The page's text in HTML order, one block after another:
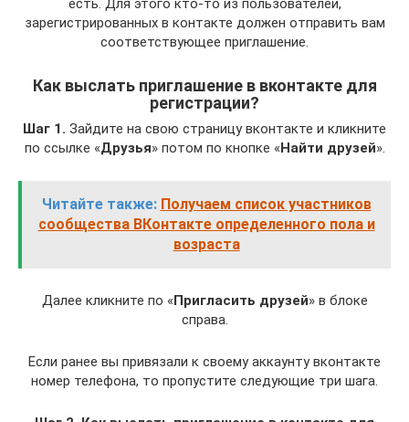
есть. Для этого кто-то из пользователей,
зарегистрированных в контакте должен отправить вам
соответствующее приглашение.
Как выслать приглашение в вконтакте для
регистрации?
Шаг 1. Зайдите на свою страницу вконтакте и кликните
по ссылке «Друзья» потом по кнопке «Найти друзей».
Читайте также: Получаем список участников
сообщества ВКонтакте определенного пола и
возраста
Далее кликните по «Пригласить друзей» в блоке
справа.
Если ранее вы привязали к своему аккаунту вконтакте
номер телефона, то пропустите следующие три шага.